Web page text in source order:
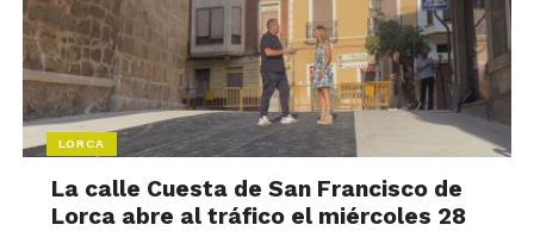
LORCA
La calle Cuesta de San Francisco de
Lorca abre al tráfico el miércoles 28